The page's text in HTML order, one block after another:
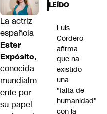
La actriz
española
Ester
Expósito,
conocida
mundialm
ente por
su papel
LEÍDO
Luis
Cordero
afirma
que ha
existido
una
"falta de
humanidad"
con la